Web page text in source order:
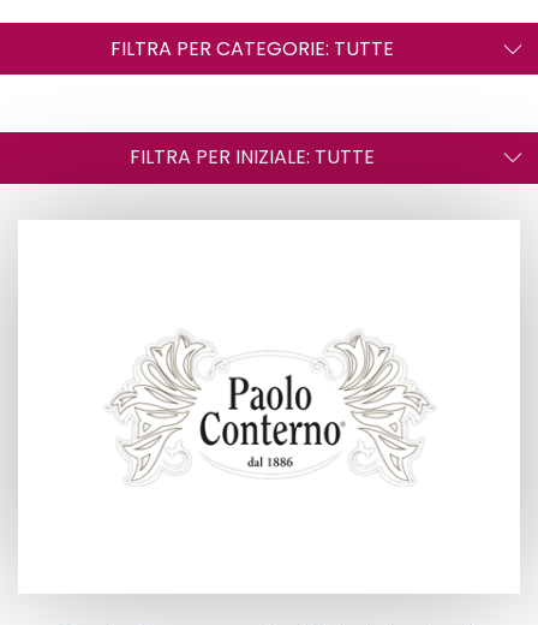
FILTRA PER CATEGORIE: TUTTE
FILTRA PER INIZIALE: TUTTE